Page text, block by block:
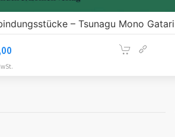
– Tsunagu Mono Gatari